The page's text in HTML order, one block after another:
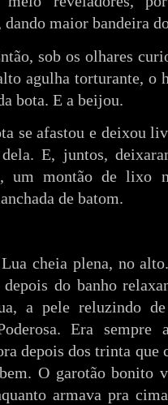
dando maior bandeira
sob os olhares
agulha torturante, o
bota. E a beijou.
se afastou e deixou
E, juntos,
um montão de lixo
de batom.
Lua cheia plena, no
depois do banho
a pele reluzindo de
Era
depois dos trinta que
O garotão bonito
armava pra